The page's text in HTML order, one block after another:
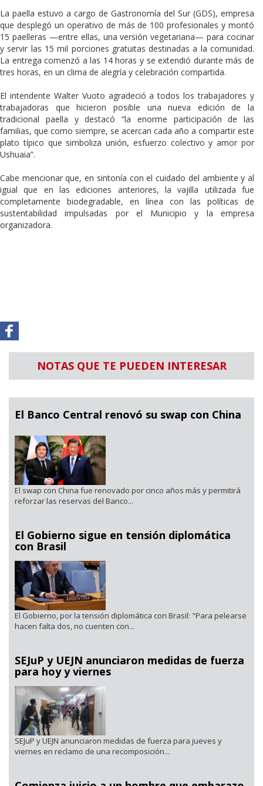
La paella estuvo a cargo de Gastronomía del Sur (GDS), empresa
que desplegó un operativo de más de 100 profesionales y montó
15 paelleras —entre ellas, una versión vegetariana— para cocinar
y servir las 15 mil porciones gratuitas destinadas a la comunidad.
La entrega comenzó a las 14 horas y se extendió durante más de
tres horas, en un clima de alegría y celebración compartida.
El intendente Walter Vuoto agradeció a todos los trabajadores y
trabajadoras que hicieron posible una nueva edición de la
tradicional paella y destacó “la enorme participación de las
familias, que como siempre, se acercan cada año a compartir este
plato típico que simboliza unión, esfuerzo colectivo y amor por
Ushuaia”.
Cabe mencionar que, en sintonía con el cuidado del ambiente y al
igual que en las ediciones anteriores, la vajilla utilizada fue
completamente biodegradable, en línea con las políticas de
sustentabilidad impulsadas por el Municipio y la empresa
organizadora.
NOTAS QUE TE PUEDEN INTERESAR
El Banco Central renovó su swap con China
El swap con China fue renovado por cinco años más y permitirá
reforzar las reservas del Banco...
El Gobierno sigue en tensión diplomática
con Brasil
El Gobierno, por la tensión diplomática con Brasil: "Para pelearse
hacen falta dos, no cuenten con...
SEJuP y UEJN anunciaron medidas de fuerza
para hoy y viernes
SEJuP y UEJN anunciaron medidas de fuerza para jueves y
viernes en reclamo de una recomposición...